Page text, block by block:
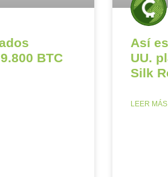
BTC
Así
UU.
Silk
LEER